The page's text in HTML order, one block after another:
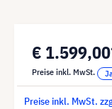
€
Preise inkl. MwSt.
Preise inkl. MwSt.